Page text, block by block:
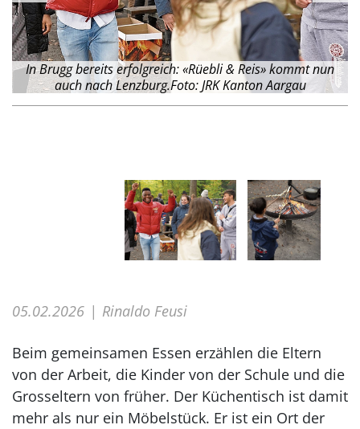
In Brugg bereits erfolgreich: «Rüebli & Reis» kommt nun
auch nach Lenzburg.Foto: JRK Kanton Aargau
05.02.2026 Rinaldo Feusi
Beim gemeinsamen Essen erzählen die Eltern
von der Arbeit, die Kinder von der Schule und die
Grosseltern von früher. Der Küchentisch ist damit
mehr als nur ein Möbelstück. Er ist ein Ort der